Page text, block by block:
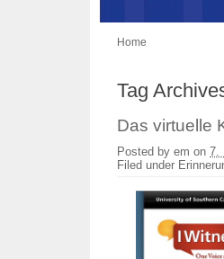
Home
Tag
Das virtuelle
Posted by em on 7.
Filed under